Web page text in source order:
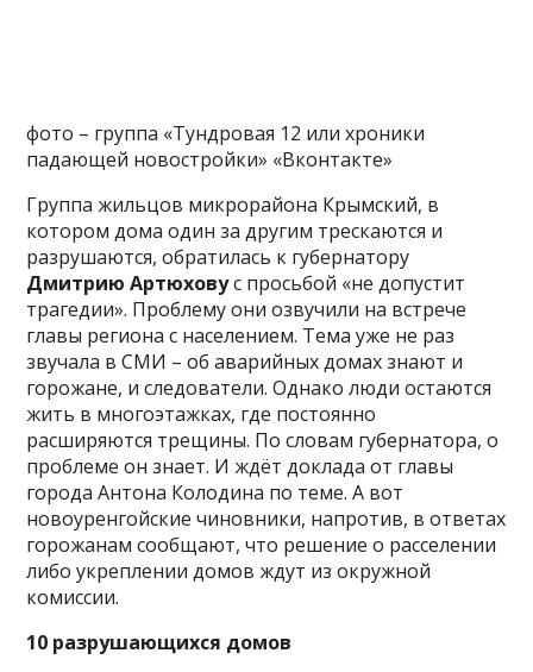
фото – группа «Тундровая 12 или хроники
падающей новостройки» «Вконтакте»
Группа жильцов микрорайона Крымский, в
котором дома один за другим трескаются и
разрушаются, обратилась к губернатору
Дмитрию Артюховус просьбой «не допустит
трагедии». Проблему они озвучили на встрече
главы региона с населением. Тема уже не раз
звучала в СМИ – об аварийных домах знают и
горожане, и следователи. Однако люди остаются
жить в многоэтажках, где постоянно
расширяются трещины. По словам губернатора, о
проблеме он знает. И ждёт доклада от главы
города Антона Колодина по теме. А вот
новоуренгойские чиновники, напротив, в ответах
горожанам сообщают, что решение о расселении
либо укреплении домов ждут из окружной
комиссии.
10 разрушающихся домов